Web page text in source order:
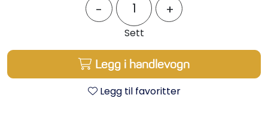
- +
Sett
Legg i handlevogn
Legg til favoritter
Hydraulisk styring
Motordeler